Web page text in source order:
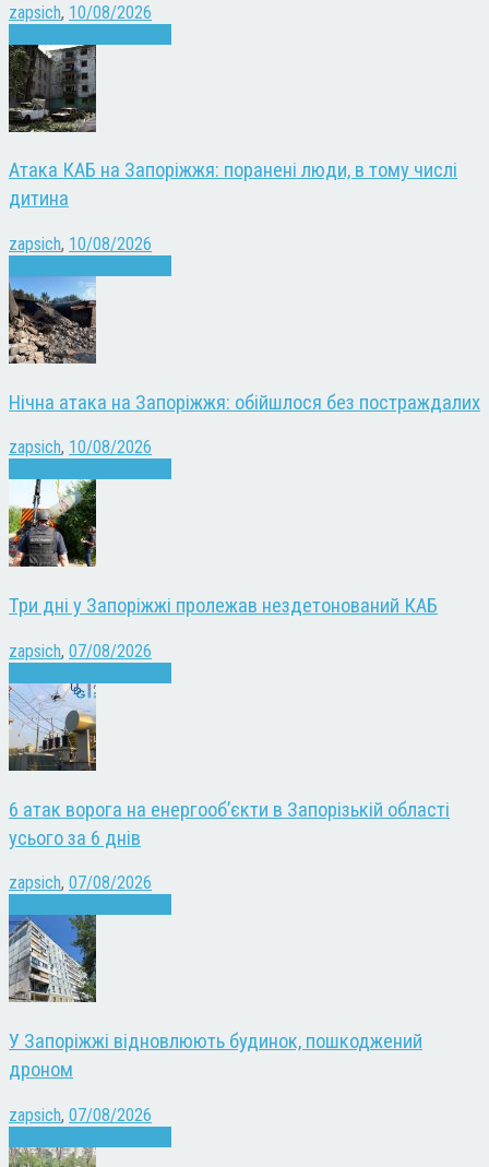
zapsich, 10/08/2026
Атака КАБ на Запоріжжя: поранені люди, в тому числі
дитина
zapsich, 10/08/2026
Нічна атака на Запоріжжя: обійшлося без постраждалих
zapsich, 10/08/2026
Три дні у Запоріжжі пролежав нездетонований КАБ
zapsich, 07/08/2026
6 атак ворога на енергооб’єкти в Запорізькій області
усього за 6 днів
zapsich, 07/08/2026
У Запоріжжі відновлюють будинок, пошкоджений
дроном
zapsich, 07/08/2026